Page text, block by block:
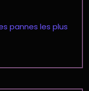
pannes les plus